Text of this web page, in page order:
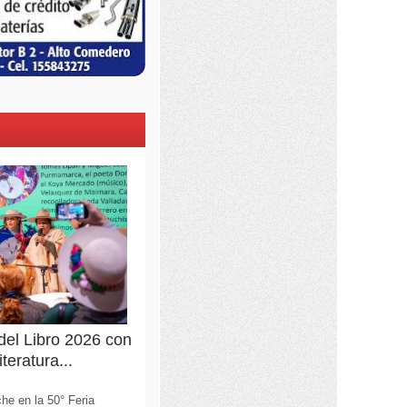
Libro 2026 con
en la 50° Feria